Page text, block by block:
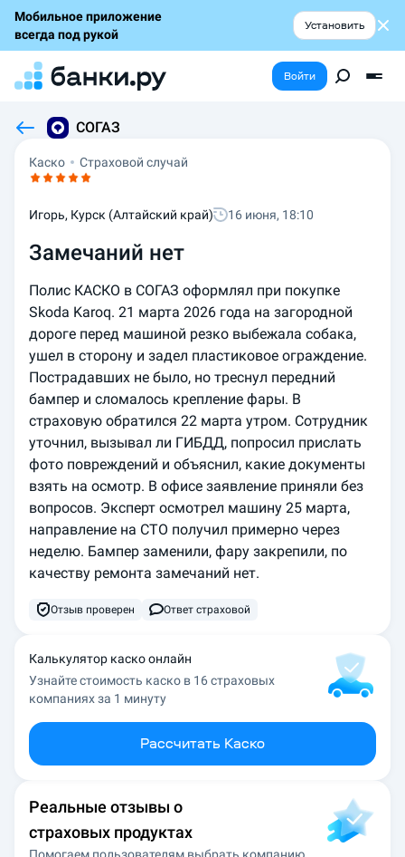
Мобильное приложение
всегда под рукой
Установить
Войти
СОГАЗ
Каско Страховой случай
Игорь, Курск (Алтайский край) 16 июня, 18:10
Замечаний нет
Полис КАСКО в СОГАЗ оформлял при покупке
Skoda Karoq. 21 марта 2026 года на загородной
дороге перед машиной резко выбежала собака,
ушел в сторону и задел пластиковое ограждение.
Пострадавших не было, но треснул передний
бампер и сломалось крепление фары. В
страховую обратился 22 марта утром. Сотрудник
уточнил, вызывал ли ГИБДД, попросил прислать
фото повреждений и объяснил, какие документы
взять на осмотр. В офисе заявление приняли без
вопросов. Эксперт осмотрел машину 25 марта,
направление на СТО получил примерно через
неделю. Бампер заменили, фару закрепили, по
качеству ремонта замечаний нет.
Отзыв проверен Ответ страховой
Калькулятор каско онлайн
Узнайте стоимость каско в 16 страховых
компаниях за 1 минуту
Рассчитать Каско
Реальные отзывы о
страховых продуктах